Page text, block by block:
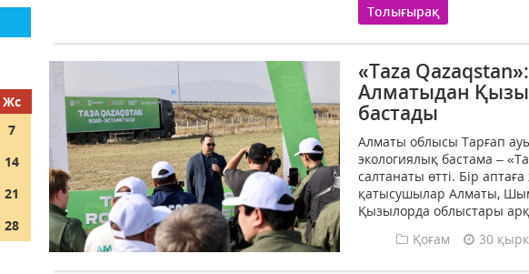
Жс
7
14
21
28
Толығырақ
«Taza
Алматыдан
бастады
Алматы облысы Тарғап
экологиялық бастама –
салтанаты өтті. Бір
қатысушылар Алматы,
Қызылорда облыстары
Қоғам
30